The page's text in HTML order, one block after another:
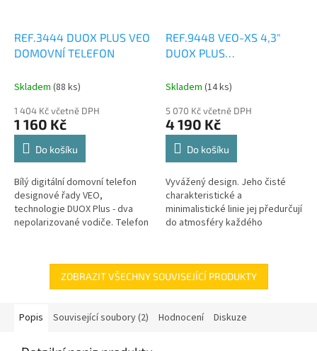
REF.3444 DUOX PLUS VEO
DOMOVNÍ TELEFON
Skladem (88 ks)
1 404 Kč včetně DPH
1 160 Kč
Do košíku
Bílý digitální domovní telefon
designové řady VEO,
technologie DUOX Plus - dva
nepolarizované vodiče. Telefon
Strukturovaná...
REF.9448 VEO-XS 4,3"
DUOX PLUS
Skladem (14 ks)
5 070 Kč včetně DPH
4 190 Kč
Do košíku
Vyvážený design. Jeho čisté
charakteristické a
minimalistické linie jej předurčují
do atmosféry každého
odolného plastu...
ZOBRAZIT VŠECHNY SOUVISEJÍCÍ PRODUKTY
Popis Související soubory (2) Hodnocení Diskuze